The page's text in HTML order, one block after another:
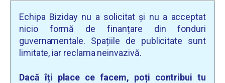
Echipa Biziday nu a solicitat și nu a acceptat
nicio formă de finanțare din fonduri
guvernamentale. Spațiile de publicitate sunt
limitate, iar reclama neinvazivă.
Dacă îți place ce facem, poți contribui tu